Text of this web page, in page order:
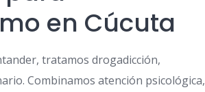
en Cúcuta
tratamos drogadicción,
Combinamos atención psicológica,